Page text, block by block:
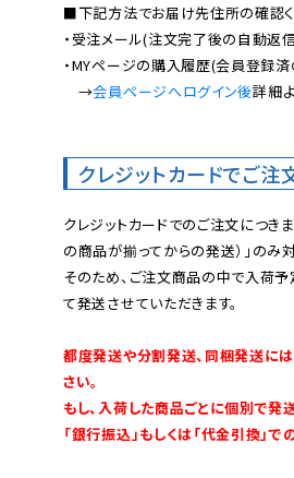
■下記方法でお届け先住所の確認く
・受注メール(注文完了後の自動返
・MYページの購入履歴(会員登録
→会員ページへログイン後詳細
クレジットカードでご注
クレジットカードでのご注文につき
の商品が揃ってからの発送）」のみ
そのため、ご注文商品の中で入荷
て発送させていただきます。
都度発送や分割発送、同梱発送に
さい。
もし、入荷した商品ごとに個別で発
「銀行振込」もしくは「代金引換」で